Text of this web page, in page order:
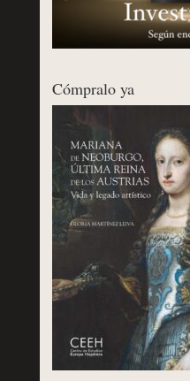
Cómpralo ya